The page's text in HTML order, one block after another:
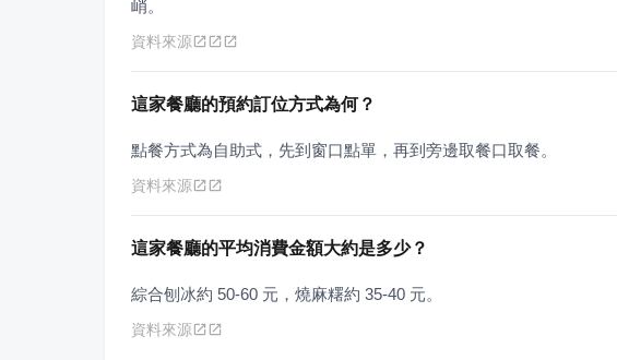
峭。
資料來源
這家餐廳的預約訂位方式為何？
點餐方式為自助式，先到窗口點單，再到旁邊取餐口取餐。
資料來源
這家餐廳的平均消費金額大約是多少？
綜合刨冰約 50-60 元，燒麻糬約 35-40 元。
資料來源